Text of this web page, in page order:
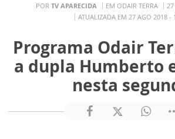
POR TV APARECIDA EM ODAIR TERRA
ATUALIZADA EM 27 AGO 2018 -
Programa Odair
a dupla Humberto
nesta